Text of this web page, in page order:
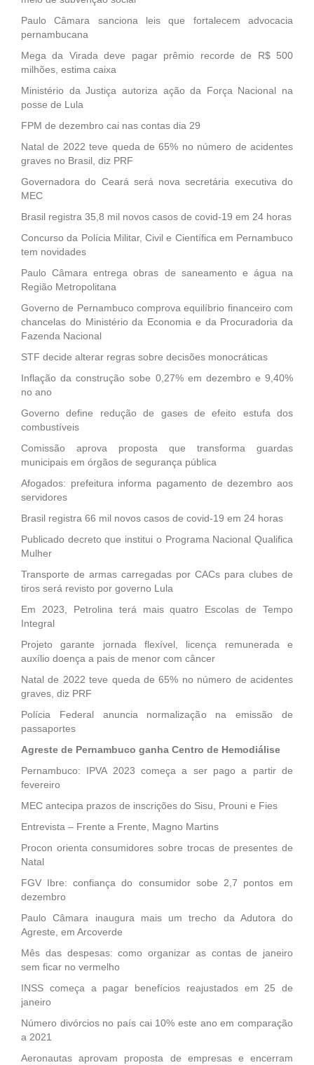
Paulo Câmara sanciona leis que fortalecem advocacia
pernambucana
Mega da Virada deve pagar prêmio recorde de R$ 500
milhões, estima caixa
Ministério da Justiça autoriza ação da Força Nacional na
posse de Lula
FPM de dezembro cai nas contas dia 29
Natal de 2022 teve queda de 65% no número de acidentes
graves no Brasil, diz PRF
Governadora do Ceará será nova secretária executiva do
MEC
Brasil registra 35,8 mil novos casos de covid-19 em 24 horas
Concurso da Polícia Militar, Civil e Científica em Pernambuco
tem novidades
Paulo Câmara entrega obras de saneamento e água na
Região Metropolitana
Governo de Pernambuco comprova equilíbrio financeiro com
chancelas do Ministério da Economia e da Procuradoria da
Fazenda Nacional
STF decide alterar regras sobre decisões monocráticas
Inflação da construção sobe 0,27% em dezembro e 9,40%
no ano
Governo define redução de gases de efeito estufa dos
combustíveis
Comissão aprova proposta que transforma guardas
municipais em órgãos de segurança pública
Afogados: prefeitura informa pagamento de dezembro aos
servidores
Brasil registra 66 mil novos casos de covid-19 em 24 horas
Publicado decreto que institui o Programa Nacional Qualifica
Mulher
Transporte de armas carregadas por CACs para clubes de
tiros será revisto por governo Lula
Em 2023, Petrolina terá mais quatro Escolas de Tempo
Integral
Projeto garante jornada flexível, licença remunerada e
auxílio doença a pais de menor com câncer
Natal de 2022 teve queda de 65% no número de acidentes
graves, diz PRF
Polícia Federal anuncia normalização na emissão de
passaportes
Agreste de Pernambuco ganha Centro de Hemodiálise
Pernambuco: IPVA 2023 começa a ser pago a partir de
fevereiro
MEC antecipa prazos de inscrições do Sisu, Prouni e Fies
Entrevista – Frente a Frente, Magno Martins
Procon orienta consumidores sobre trocas de presentes de
Natal
FGV Ibre: confiança do consumidor sobe 2,7 pontos em
dezembro
Paulo Câmara inaugura mais um trecho da Adutora do
Agreste, em Arcoverde
Mês das despesas: como organizar as contas de janeiro
sem ficar no vermelho
INSS começa a pagar benefícios reajustados em 25 de
janeiro
Número divórcios no país cai 10% este ano em comparação
a 2021
Aeronautas aprovam proposta de empresas e encerram